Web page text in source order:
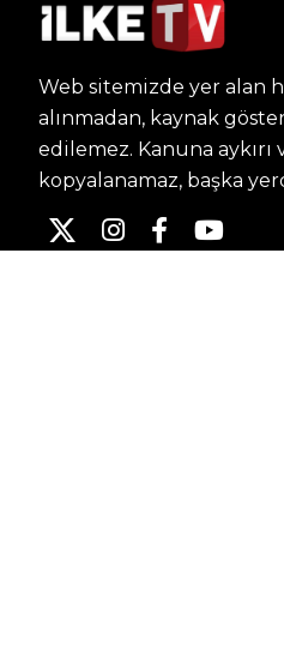
Web sitemizde yer alan
alınmadan, kaynak
edilemez. Kanuna aykırı
kopyalanamaz, başka